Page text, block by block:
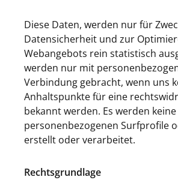
Diese Daten, werden nur für
Datensicherheit und zur
Webangebots rein statistisch
werden nur mit
Verbindung gebracht, wenn uns
Anhaltspunkte für eine
bekannt werden. Es werden keine
personenbezogenen Surfprofile
erstellt oder verarbeitet.
Rechtsgrundlage